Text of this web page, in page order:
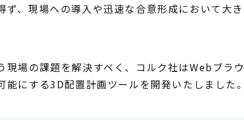
、現場への導入や迅速な合意形成において大き
場の課題を解決すべく、コルク社はWebブラウ
にする3D配置計画ツールを開発いたしました。